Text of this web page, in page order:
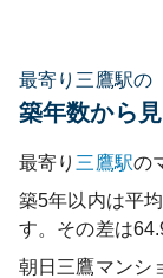
最寄り三鷹駅の
築年数から
最寄り 三鷹駅の
築5年以内は平
す。その差は
朝日三鷹マンシ